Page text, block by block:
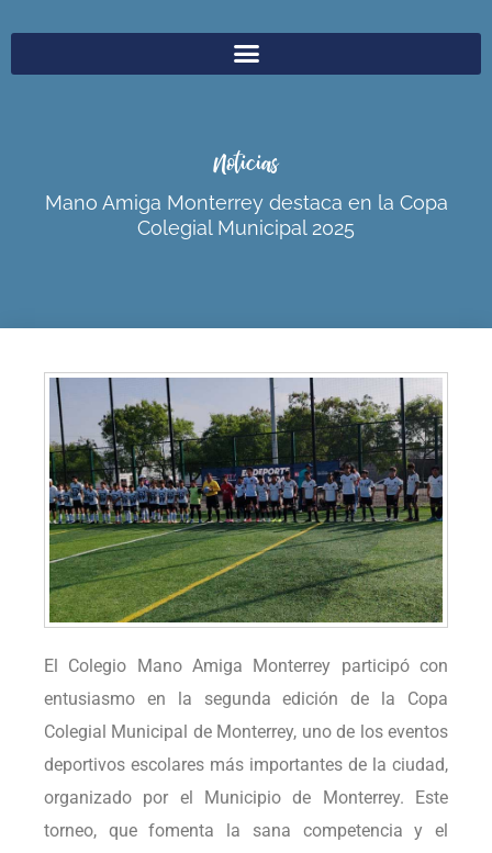
Noticias
Mano Amiga Monterrey destaca en la Copa
Colegial Municipal 2025
El Colegio Mano Amiga Monterrey participó con
entusiasmo en la segunda edición de la Copa
Colegial Municipal de Monterrey, uno de los eventos
deportivos escolares más importantes de la ciudad,
organizado por el Municipio de Monterrey. Este
torneo, que fomenta la sana competencia y el